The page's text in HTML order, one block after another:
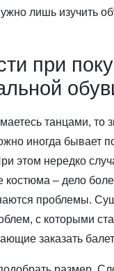
лишь изучить
при
танцами, то
иногда бывает
этом нередко
костюма – дело
проблемы.
с которыми
заказать